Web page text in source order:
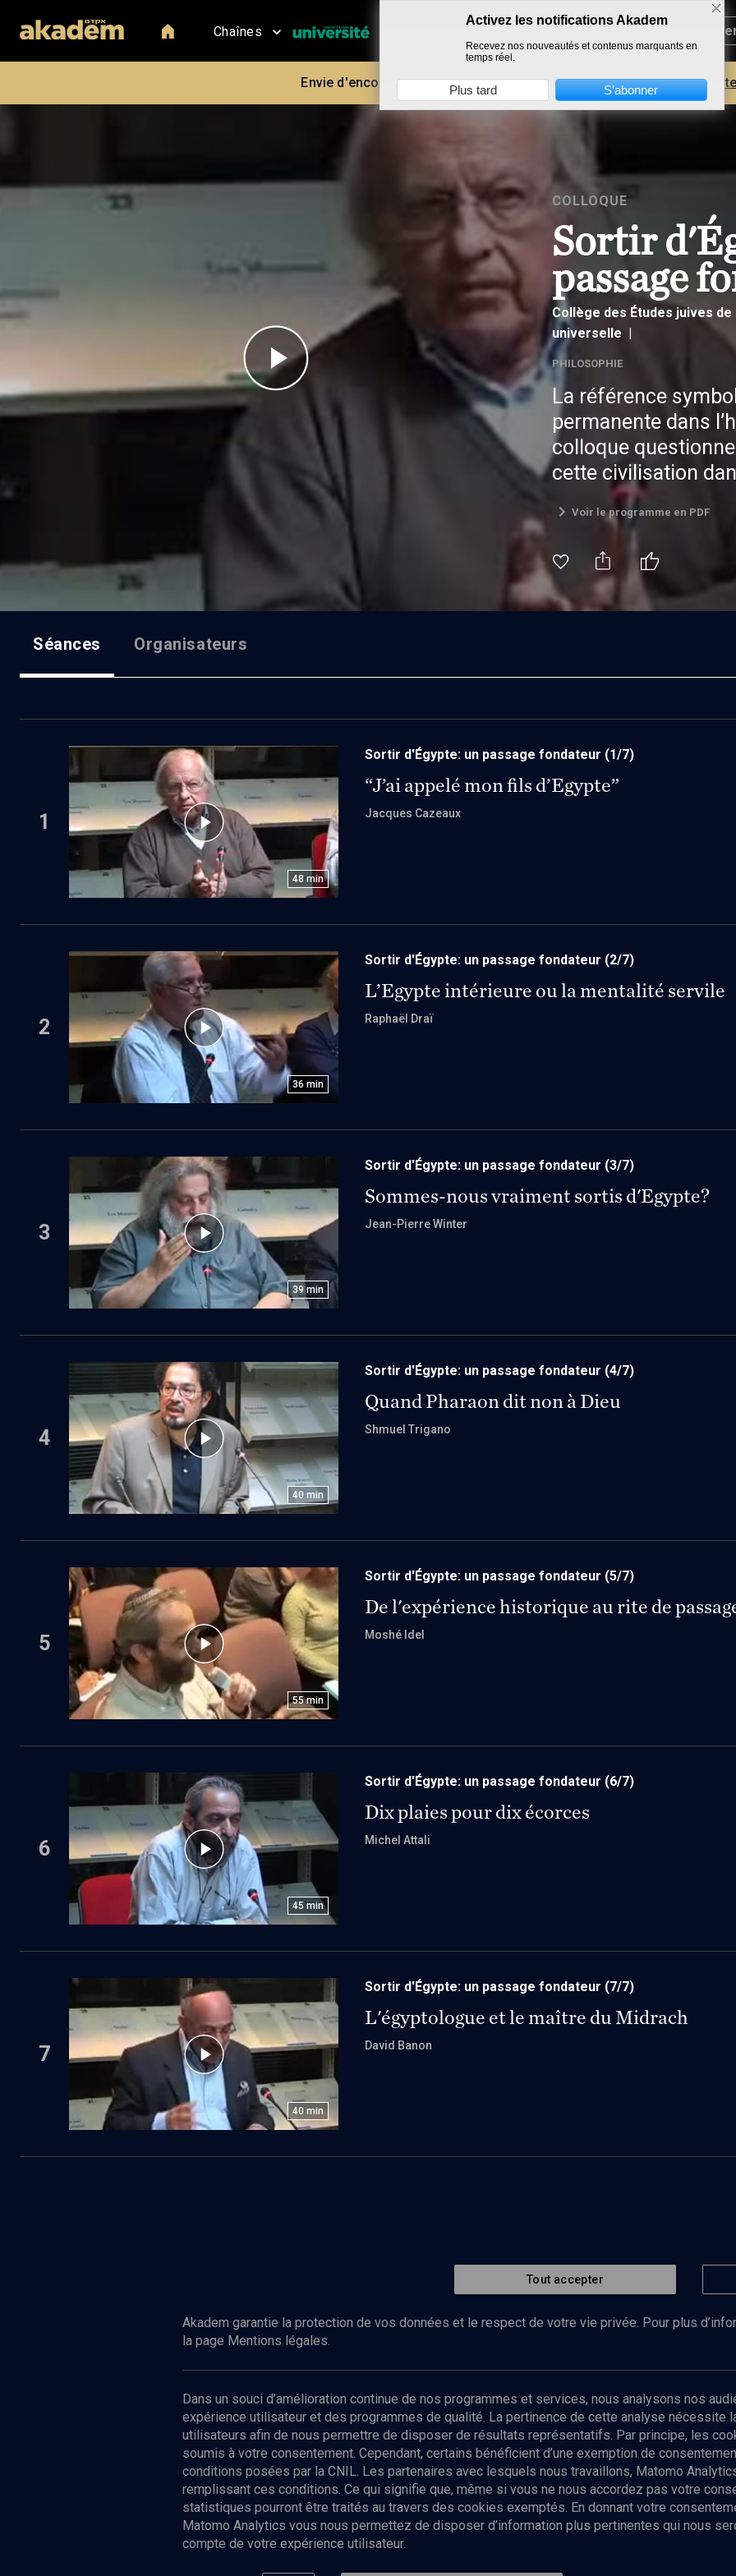
Chaînes
Envie d'encore plus d'AKADEM ? Découvrez les avantages d'un
COLLOQUE
Sortir
passage
Collège des Études juives
universelle
PHILOSOPHIE
La référence
permanente dans
colloque
cette civilisation
judaïsme. Que
perspective
châtiment? Source
Voir le programme en PDF
Séances Organisateurs
1
48 min
Sortir d'Égypte: un passage fondateur (1/7)
“J’ai appelé mon fils d’Egypte”
Jacques Cazeaux
2
36 min
Sortir d'Égypte: un passage fondateur (2/7)
L’Egypte intérieure ou la mentalité servile
Raphaël Draï
3
39 min
Sortir d'Égypte: un passage fondateur (3/7)
Sommes-nous vraiment sortis d'Egypte?
Jean-Pierre Winter
4
40 min
Sortir d'Égypte: un passage fondateur (4/7)
Quand Pharaon dit non à Dieu
Shmuel Trigano
5
55 min
Sortir d'Égypte: un passage fondateur (5/7)
De l'expérience historique au rite de
Moshé Idel
6
45 min
Sortir d'Égypte: un passage fondateur (6/7)
Dix plaies pour dix écorces
Michel Attali
7
40 min
Sortir d'Égypte: un passage fondateur (7/7)
L'égyptologue et le maître du Midrach
David Banon
Abonnez-vous à notre newsletter
Envoyer
Nos Chaines
Tout accepter
Akadem garantie la protection de vos données et le respect de votre vie privée. Pour plus
la page Mentions légales.
Dans un souci d’amélioration continue de nos programmes et services, nous analysons nos
expérience utilisateur et des programmes de qualité. La pertinence de cette analyse nécessite
utilisateurs afin de nous permettre de disposer de résultats représentatifs. Par principe, les
soumis à votre consentement. Cependant, certains bénéficient d’une exemption de
conditions posées par la CNIL. Les partenaires avec lesquels nous travaillons, Matomo
remplissant ces conditions. Ce qui signifie que, même si vous ne nous accordez pas votre
statistiques pourront être traités au travers des cookies exemptés. En donnant votre
Matomo Analytics vous nous permettez de disposer d’information plus pertinentes qui nous
compte de votre expérience utilisateur.
Activez les notifications Akadem
Recevez nos nouveautés et contenus marquants en
temps réel.
Plus tard S’abonner